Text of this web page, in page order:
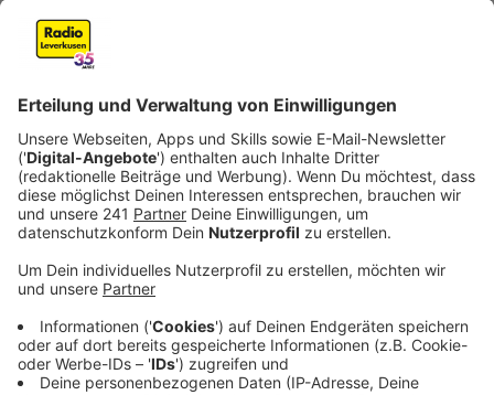
Urteilsbegründung
Die Richterin begründete ihr Urteil damit, dass der
ältere Angeklagte bewusst ein Messer mitgeführt hat.
vorherigen Streitigkeiten gerechnet. Zudem hat er
mitgenommen, damit er ihn decken kann. Deshalb
wurde der 55-Jährige zu 9 Jahren Haft verurteilt.